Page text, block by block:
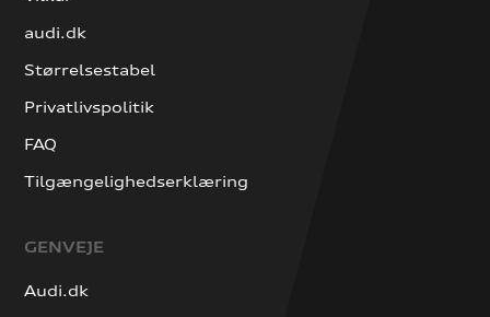
audi.dk
Størrelsestabel
Privatlivspolitik
FAQ
Tilgængelighedserklæring
GENVEJE
Audi.dk